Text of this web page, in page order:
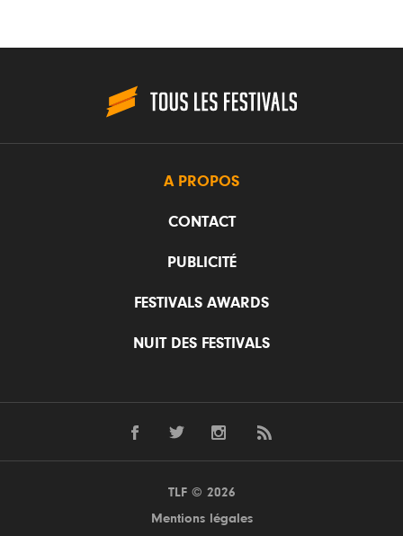
A PROPOS
CONTACT
PUBLICITÉ
FESTIVALS AWARDS
NUIT DES FESTIVALS
TLF © 2026
Mentions légales